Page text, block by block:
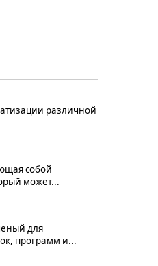
различной
собой
может...
для
программ и...